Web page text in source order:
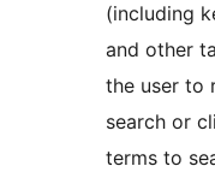
(including
and other
the user to
search or
terms to